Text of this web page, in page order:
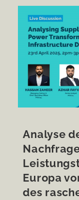
Analyse
Europa
des